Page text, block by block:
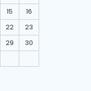
15
16
22
23
29
30